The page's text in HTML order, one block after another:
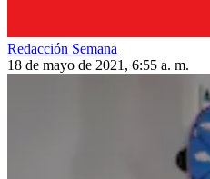
Redacción Semana
18 de mayo de 2021, 6:55 a. m.